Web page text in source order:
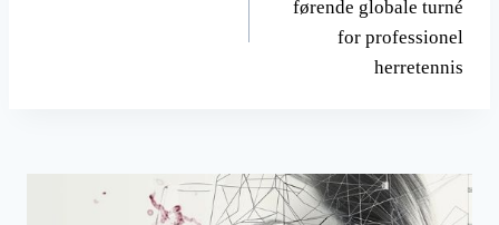
førende globale turné
for professionel
herretennis